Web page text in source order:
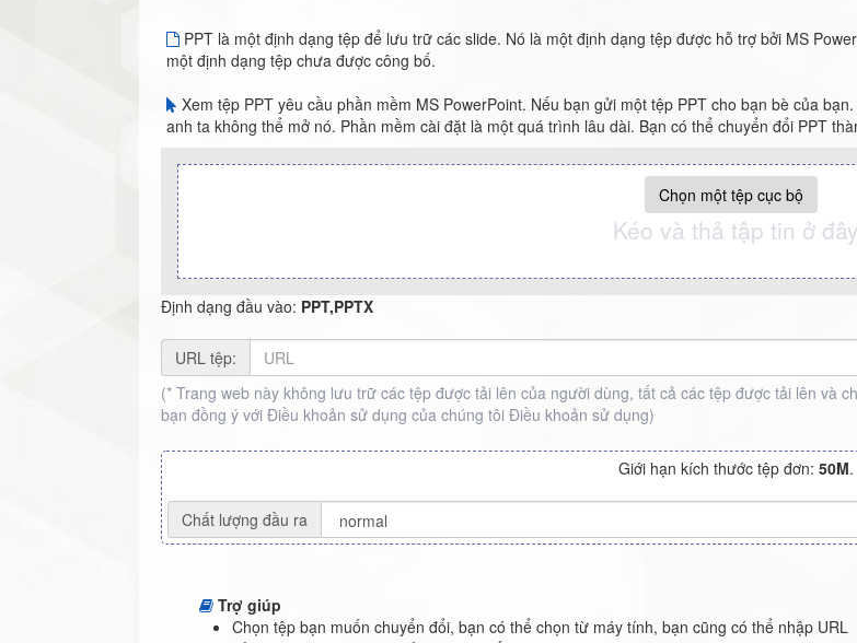
PPT là một định dạng tệp để lưu trữ các slide. Nó là một định dạng tệp được hỗ trợ bởi MS
một định dạng tệp chưa được công bố.
Xem tệp PPT yêu cầu phần mềm MS PowerPoint. Nếu bạn gửi một tệp PPT cho bạn bè của
anh ta không thể mở nó. Phần mềm cài đặt là một quá trình lâu dài. Bạn có thể chuyển đổi PPT
Chọn một tệp cục bộ
Kéo và thả tập tin ở đây
Định dạng đầu vào: PPT,PPTX
URL tệp:
(* Trang web này không lưu trữ các tệp được tải lên của người dùng, tất cả các tệp được tải lên và
bạn đồng ý với Điều khoản sử dụng của chúng tôi Điều khoản sử dụng)
Giới hạn kích thước tệp đơn: 50M.
Chất lượng đầu ra
Trợ giúp
Chọn tệp bạn muốn chuyển đổi, bạn có thể chọn từ máy tính, bạn cũng có thể nhập URL